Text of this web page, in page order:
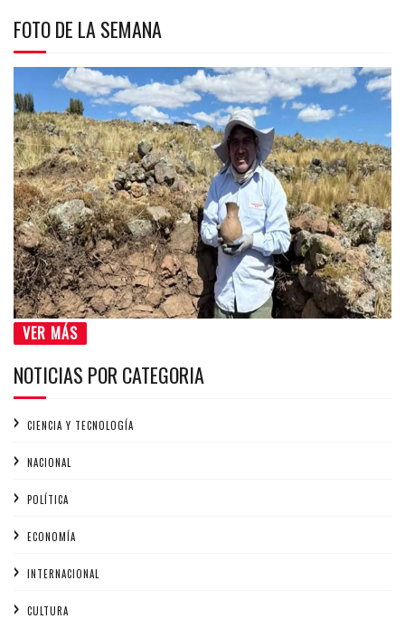
FOTO DE LA SEMANA
VER MÁS
NOTICIAS POR CATEGORIA
CIENCIA Y TECNOLOGÍA
NACIONAL
POLÍTICA
ECONOMÍA
INTERNACIONAL
CULTURA